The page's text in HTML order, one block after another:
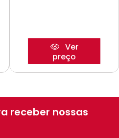
Ver
preço
receber nossas